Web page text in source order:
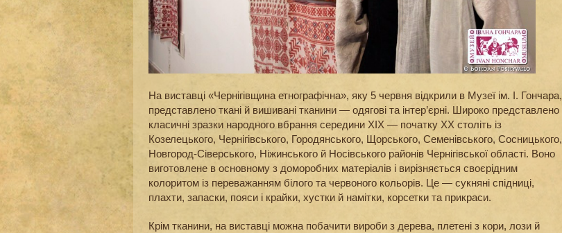
На виставці «Чернігівщина етнографічна», яку 5 червня відкрили в Музеї ім. І. Гончара,
представлено ткані й вишивані тканини — одягові та інтер’єрні. Широко представлено
класичні зразки народного вбрання середини XIX — початку XX століть із
Козелецького, Чернігівського, Городянського, Щорського, Семенівського, Сосницького,
Новгород-Сіверського, Ніжинського й Носівського районів Чернігівської області. Воно
виготовлене в основному з доморобних матеріалів і вирізняється своєрідним
колоритом із переважанням білого та червоного кольорів. Це — сукняні спідниці,
плахти, запаски, пояси і крайки, хустки й намітки, корсетки та прикраси.
Крім тканини, на виставці можна побачити вироби з дерева, плетені з кори, лози й